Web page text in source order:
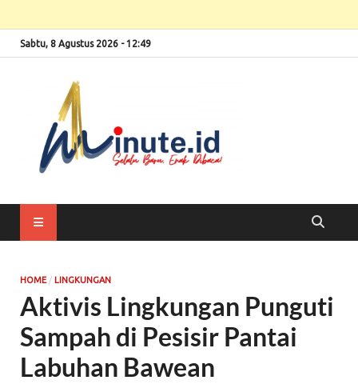
Sabtu, 8 Agustus 2026 - 12:49
HOME / LINGKUNGAN
Aktivis Lingkungan Punguti
Sampah di Pesisir Pantai
Labuhan Bawean